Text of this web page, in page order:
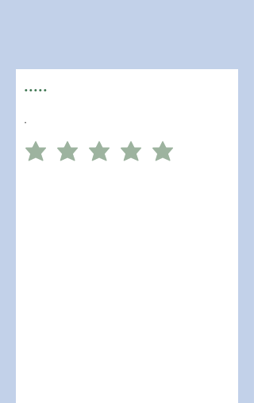
.....
.